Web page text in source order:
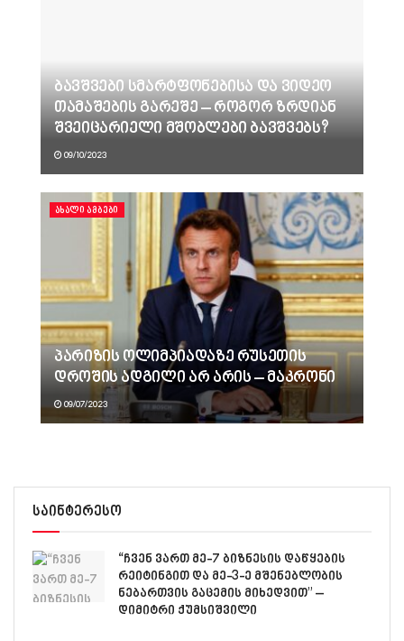
ბავშვები სმარტფონებისა და ვიდეო
თამაშების გარეშე – როგორ ზრდიან
შვეიცარიელი მშობლები ბავშვებს?
09/10/2023
ᲐᲮᲐᲚᲘ ᲐᲛᲑᲔᲑᲘ
პარიზის ოლიმპიადაზე რუსეთის
დროშის ადგილი არ არის – მაკრონი
09/07/2023
საინტერესო
“ჩვენ ვართ მე-7 ბიზნესის დაწყების
რეიტინგით და მე-3-ე მშენებლობის
ნებართვის გაცემის მიხედვით” –
დიმიტრი ქუმსიშვილი